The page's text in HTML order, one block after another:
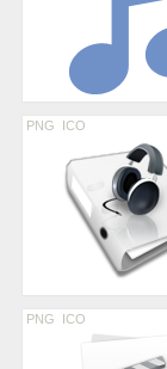
PNG ICO
PNG ICO